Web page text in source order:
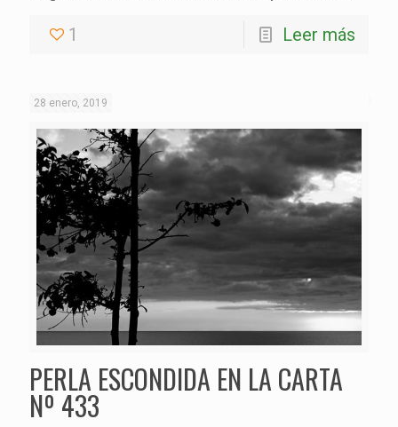
1 Leer más
28 enero, 2019
PERLA ESCONDIDA EN LA CARTA
Nº 433